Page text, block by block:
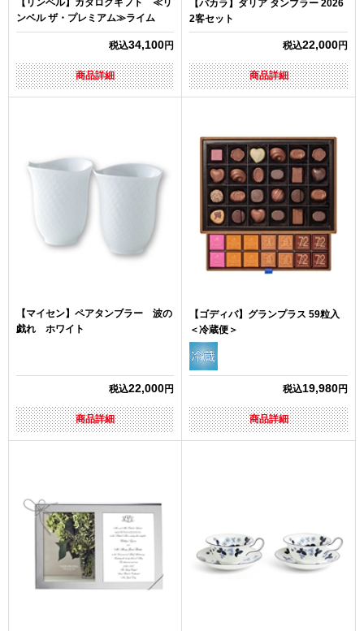
【リンベル】カタログギフト ≪リ
ンベル ザ・プレミアム≫ライム
税込34,100円
商品詳細
【バカラ】ダリア タンブラー 2026
2客セット
税込22,000円
商品詳細
【マイセン】ペアタンブラー 波の
戯れ ホワイト
税込22,000円
商品詳細
【ゴディバ】グランプラス 59粒入
＜冷蔵便＞
税込19,980円
商品詳細